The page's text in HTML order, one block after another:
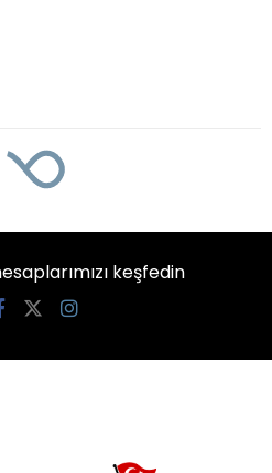
keşfedin